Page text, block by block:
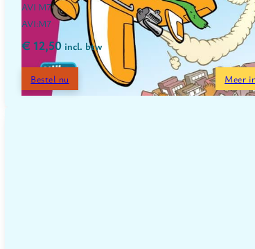
AVI M7
M7
€ 12,50 incl. btw
Bestel nu Meer